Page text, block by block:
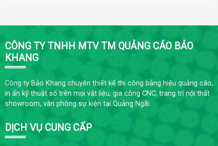
CÔNG TY TNHH MTV TM QUẢNG CÁO BẢO
KHANG
Công ty Bảo Khang chuyên thiết kế thi công bảng hiệu quảng cáo,
in ấn kỹ thuật số trên mọi vật liệu, gia công CNC, trang trí nội thất
showroom, văn phòng sự kiện tại Quảng Ngãi.
DỊCH VỤ CUNG CẤP